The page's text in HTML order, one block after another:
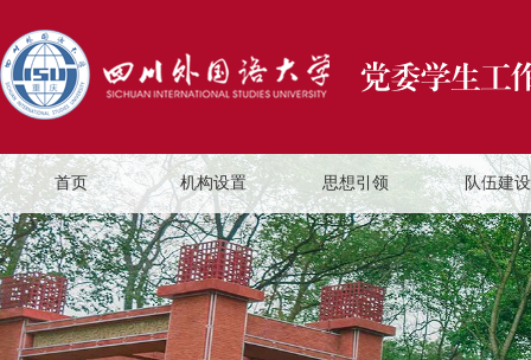
首页 机构设置 思想引领 队伍建设